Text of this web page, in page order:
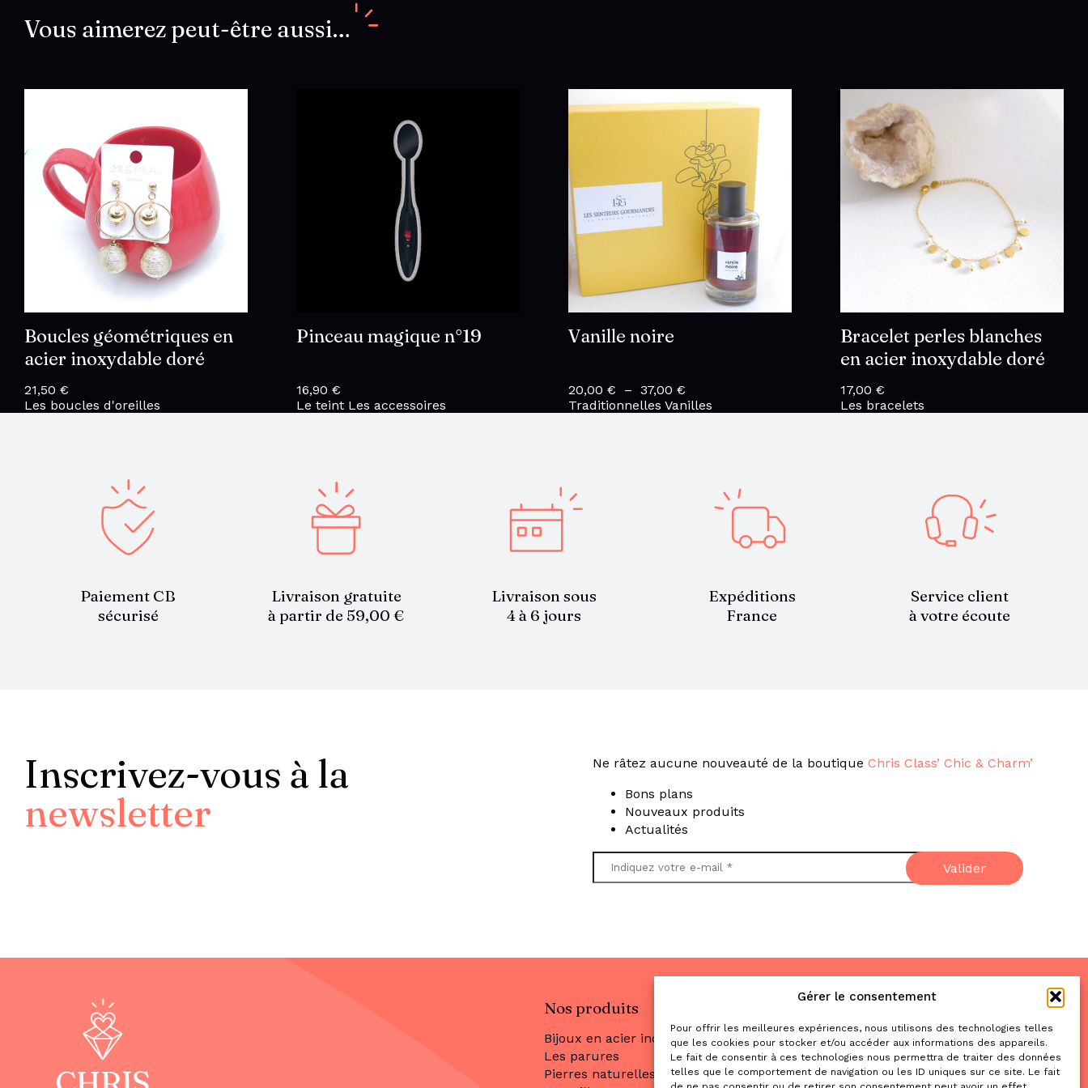
Gérer le consentement
Pour offrir les meilleures expériences, nous utilisons des technologies telles
que les cookies pour stocker et/ou accéder aux informations des appareils.
Le fait de consentir à ces technologies nous permettra de traiter des données
telles que le comportement de navigation ou les ID uniques sur ce site. Le fait
Vous aimerez peut-être aussi…
Boucles géométriques en
acier inoxydable doré
21,50 €
Les boucles d'oreilles
Pinceau magique n°19
16,90 €
Le teint Les accessoires
Vanille noire
20,00 € – 37,00 €
de
Traditionnelles Vanilles
Bracelet perles blanches
en acier inoxydable doré
17,00 €
Les bracelets
Paiement CB
sécurisé
Livraison gratuite
à partir de 59,00 €
Livraison sous
4 à 6 jours
Expéditions
France
Service client
à votre écoute
Inscrivez-vous à la
newsletter
Ne râtez aucune nouveauté de la boutique Chris Class’ Chic & Charm’
Bons plans
Nouveaux produits
Actualités
Nos produits
Bijoux en acier inoxydable
Les parures
Pierres naturelles
& nous contacter
2 place de la Liberté
31470 Saint-Lys